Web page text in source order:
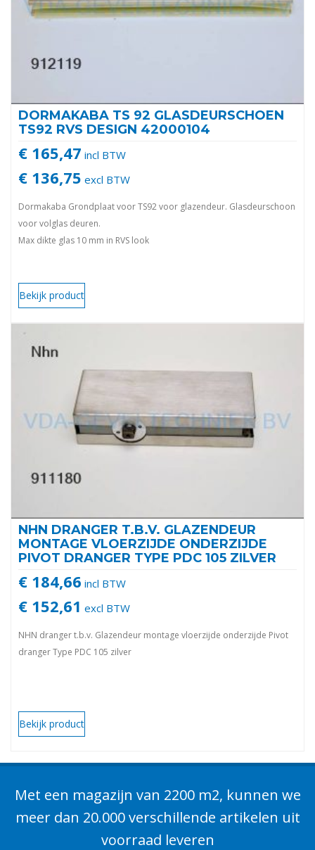
DORMAKABA TS 92 GLASDEURSCHOEN
TS92 RVS DESIGN 42000104
€ 165,47 incl BTW
€ 136,75 excl BTW
Dormakaba Grondplaat voor TS92 voor glazendeur. Glasdeurschoon
voor volglas deuren.
Max dikte glas 10 mm in RVS look
Bekijk product
NHN DRANGER T.B.V. GLAZENDEUR
MONTAGE VLOERZIJDE ONDERZIJDE
PIVOT DRANGER TYPE PDC 105 ZILVER
€ 184,66 incl BTW
€ 152,61 excl BTW
NHN dranger t.b.v. Glazendeur montage vloerzijde onderzijde Pivot
dranger Type PDC 105 zilver
Bekijk product
Met een magazijn van 2200 m2, kunnen we
meer dan 20.000 verschillende artikelen uit
voorraad leveren